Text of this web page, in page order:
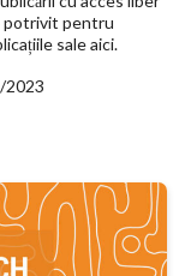
potrivit pentru
sale aici.
2023